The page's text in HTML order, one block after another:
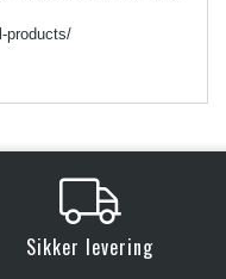
products/
Sikker levering